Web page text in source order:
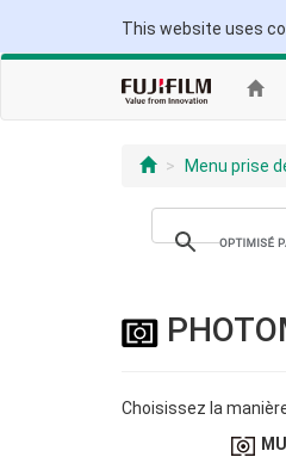
This website uses
Menu prise
Choisissez la